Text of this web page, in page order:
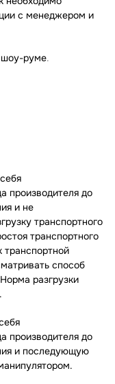
с менеджером и
шоу-руме.
производителя до
и не
транспортного
транспортного
транспортной
способ
разгрузки
производителя до
и последующую